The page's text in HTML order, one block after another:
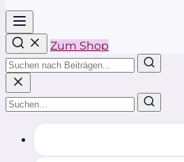
Zum Shop